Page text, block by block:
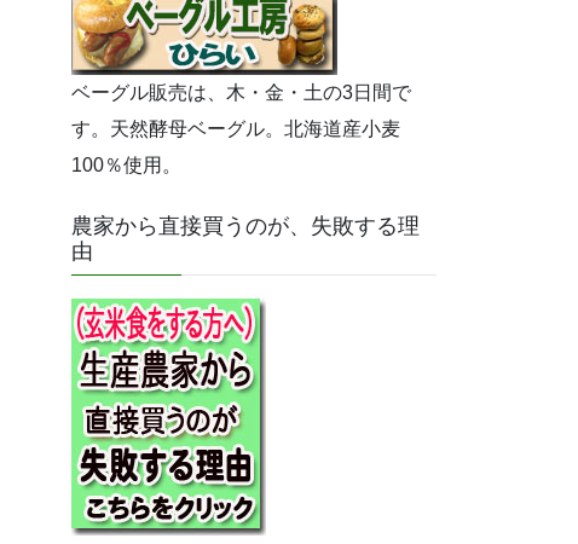
ベーグル販売は、木・金・土の3日間で
す。天然酵母ベーグル。北海道産小麦
100％使用。
農家から直接買うのが、失敗する理
由